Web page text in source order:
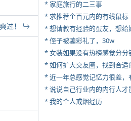
过！
* 家庭旅行的二三事
* 求推荐个百元内的有线鼠标
* 侄子被骗彩礼了，30w
* 女装如果没有热榜感觉分分
* 如何扩大交友圈，找到合适
* 近一年总感觉记忆力很差，
* 说说自己行业内的内行人才
* 我的个人戒烟经历